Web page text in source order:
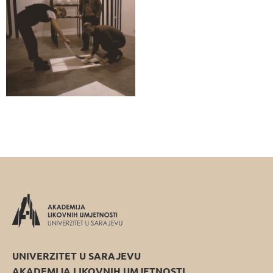
UNIVERZITET U SARAJEVU